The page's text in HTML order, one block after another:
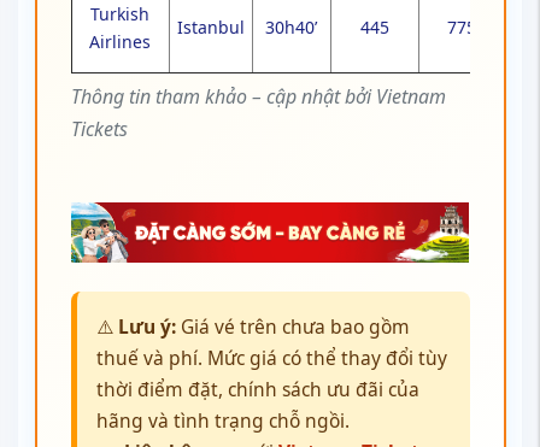
Thông tin tham khảo – cập nhật bởi Vietnam
Tickets
Turkish
Airlines
Istanbul 30h40’ 445 775
⚠️ Lưu ý:Giá vé trên chưa bao gồm
thuế và phí. Mức giá có thể thay đổi tùy
thời điểm đặt, chính sách ưu đãi của
hãng và tình trạng chỗ ngồi.